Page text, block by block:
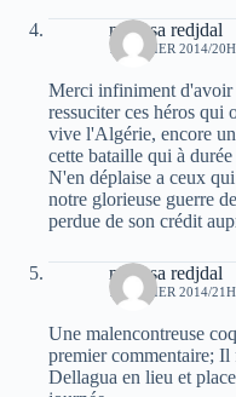
moussa redjdal
1 FÉVRIER 2014/
Merci infiniment d'avoir
ressuciter ces héros qui
vive l'Algérie, encore
cette bataille qui à
N'en déplaise a ceux
notre glorieuse guerre
perdue de son crédit
moussa redjdal
1 FÉVRIER 2014/
Une malencontreuse
premier commentaire;
Dellagua en lieu et